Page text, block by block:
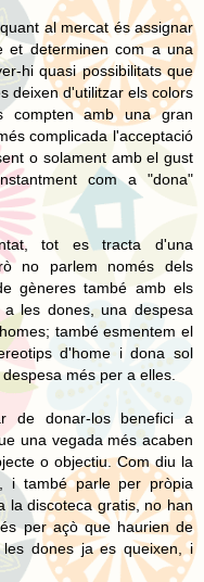
al mercat és assignar
et determinen com a una
hi quasi possibilitats que
deixen d'utilitzar els colors
compten amb una gran
complicada l'acceptació
o solament amb el gust
com a "dona"
tot es tracta d'una
no parlem només dels
gèneres també amb els
les dones, una despesa
també esmentem el
d'home i dona sol
més per a elles.
de donar-los benefici a
una vegada més acaben
o objectiu. Com diu la
i també parle per pròpia
la discoteca gratis, no han
per açò que haurien de
dones ja es queixen, i